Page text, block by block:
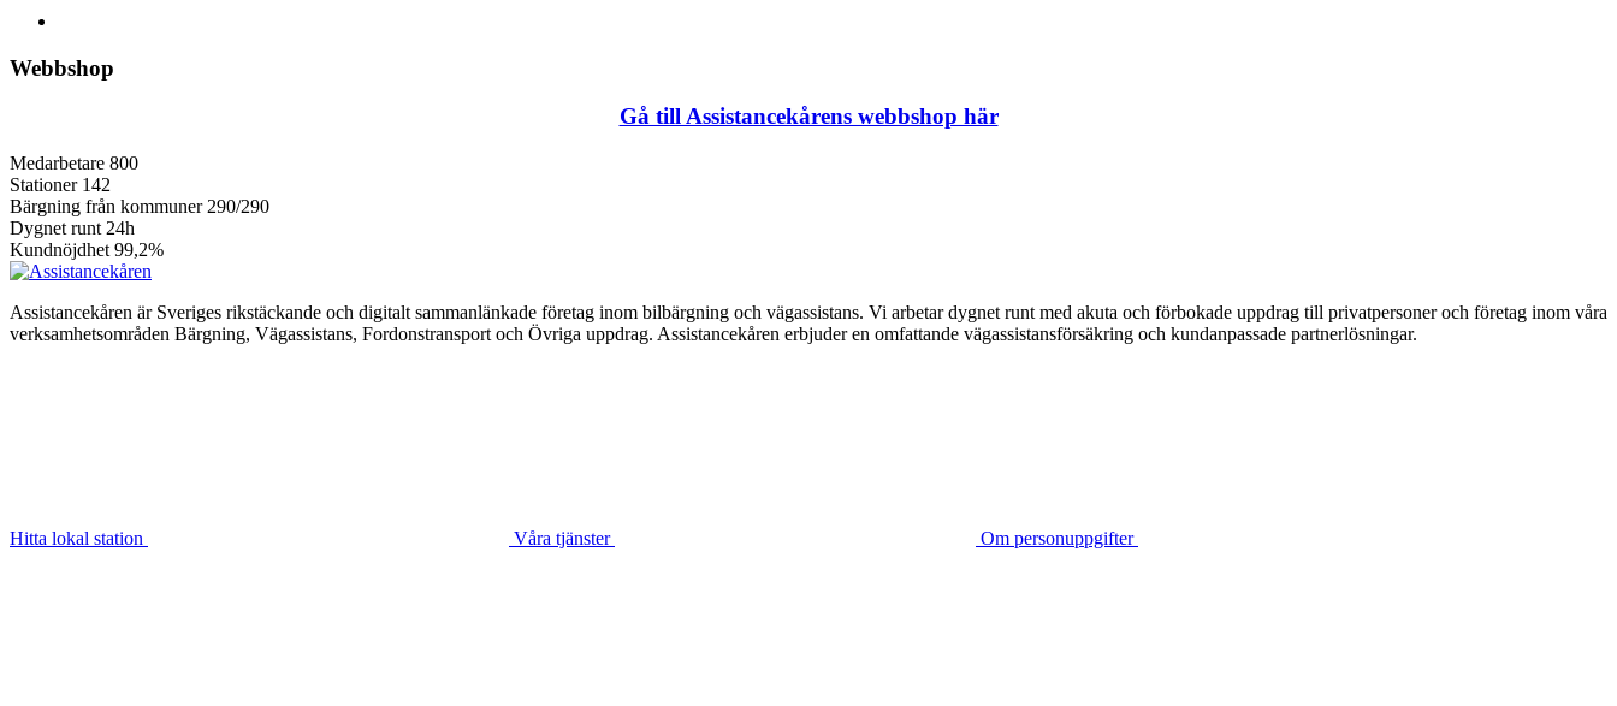
Webbshop
Gå till Assistancekårens webbshop här
Medarbetare 800
Stationer 142
Bärgning från kommuner 290/290
Dygnet runt 24h
Kundnöjdhet 99,2%
Assistancekåren är Sveriges rikstäckande och digitalt sammanlänkade företag inom bilbärgning och vägassistans. Vi arbetar dygnet runt med akuta och förbokade uppdrag till privatpersoner och företag inom våra
verksamhetsområden Bärgning, Vägassistans, Fordonstransport och Övriga uppdrag. Assistancekåren erbjuder en omfattande vägassistansförsäkring och kundanpassade partnerlösningar.
Hitta lokal station Våra tjänster Om personuppgifter